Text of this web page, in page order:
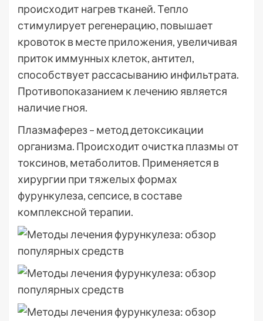
происходит нагрев тканей. Тепло
стимулирует регенерацию, повышает
кровоток в месте приложения, увеличивая
приток иммунных клеток, антител,
способствует рассасыванию инфильтрата.
Противопоказанием к лечению является
наличие гноя.
Плазмаферез – метод детоксикации
организма. Происходит очистка плазмы от
токсинов, метаболитов. Применяется в
хирургии при тяжелых формах
фурункулеза, сепсисе, в составе
комплексной терапии.